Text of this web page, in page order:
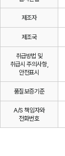
제조자
제조국
취급방법 및
취급시 주의사항,
안전표시
품질보증기준
A/S 책임자와
전화번호